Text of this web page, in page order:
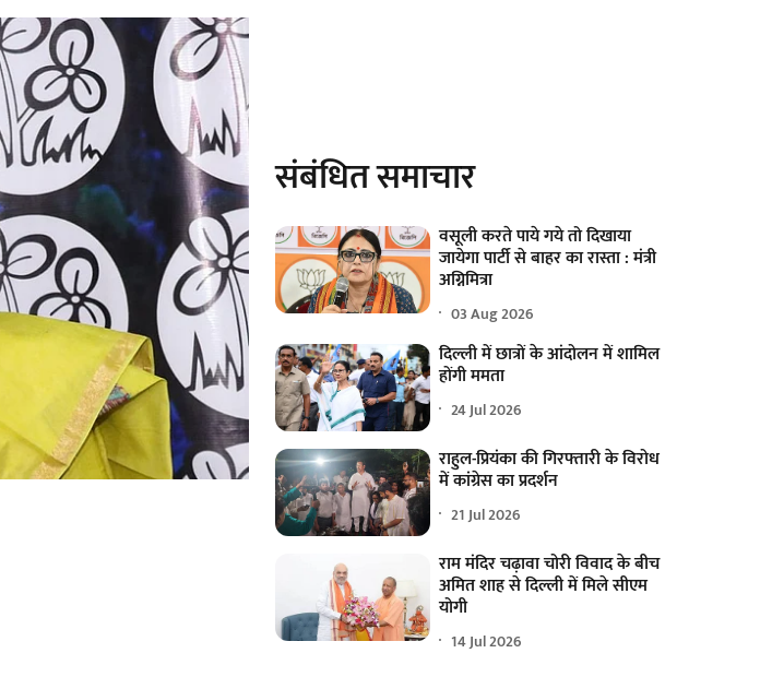
संबंधित समाचार
वसूली करते पाये गये तो दिखाया
जायेगा पार्टी से बाहर का रास्ता : मंत्री
अग्निमित्रा
03 Aug 2026
दिल्ली में छात्रों के आंदोलन में शामिल
होंगी ममता
24 Jul 2026
राहुल-प्रियंका की गिरफ्तारी के विरोध
में कांग्रेस का प्रदर्शन
21 Jul 2026
राम मंदिर चढ़ावा चोरी विवाद के बीच
अमित शाह से दिल्ली में मिले सीएम
योगी
14 Jul 2026